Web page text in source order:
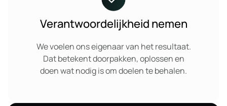
Verantwoordelijkheid nemen
We voelen ons eigenaar van het resultaat.
Dat betekent doorpakken, oplossen en
doen wat nodig is om doelen te behalen.